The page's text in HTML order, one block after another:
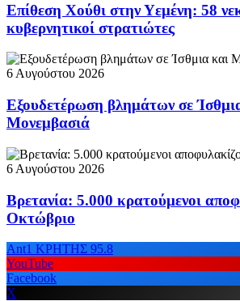
Επίθεση Χούθι στην Υεμένη: 58
κυβερνητικοί στρατιώτες
6 Αυγούστου 2026
Εξουδετέρωση βλημάτων σε
Μονεμβασιά
6 Αυγούστου 2026
Βρετανία: 5.000 κρατούμενοι
Οκτώβριο
Ant1 ΚΡΗΤΗΣ 95.8
YouTube
Facebook
X